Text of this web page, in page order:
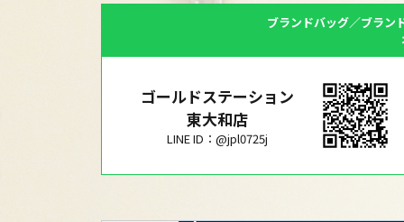
ブランドバッグ／ブラン
ゴールドステーション
東大和店
LINE ID：@jpl0725j